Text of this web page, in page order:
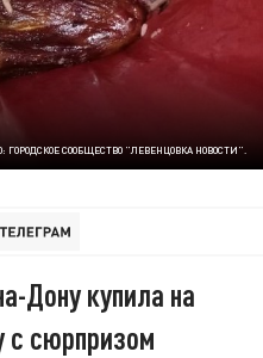
ГОРОДСКОЕ СООБЩЕСТВО "ЛЕВЕНЦОВКА НОВОСТИ".
Дону купила на
с сюрпризом